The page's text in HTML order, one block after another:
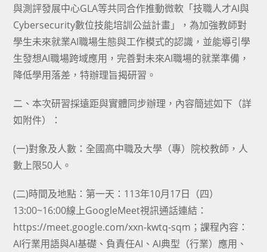
與測評發展中心GLA等共同合作推動微軟「技職人才AI與
Cybersecurity數位技能培訓公益計畫」，為加強教師對
學生未來就業AI職場生態與工作模式的認識，並能導引學
生發想AI職場跨域應用，完善對未來AI職場的就業準備，
降低學用落差，特辦理旨揭研習。
二、本次研習採遠距與實體同步辦理，內容簡述如下（詳
如附件）：
(一)對象及人數：全國高中職及大學（專）院校教師，人
數上限50人。
(二)時間及地點：第一天：113年10月17日（四）
13:00~16:00線上GoogleMeet視訊通話連結：
https://meet.google.com/xxn-kwtq-sqm；課程內容：
AI行業用語與AI基礎、負責任AI、AI典型（行業）應用、